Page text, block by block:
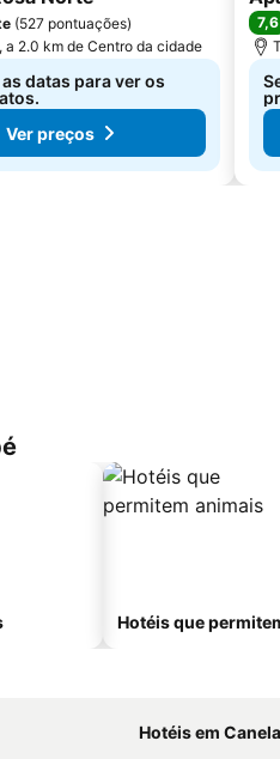
(527 pontuações)
a 2.0 km de Centro da cidade
datas para ver os
Ver preços
7,6
Hotéis que
Hotéis em Canela